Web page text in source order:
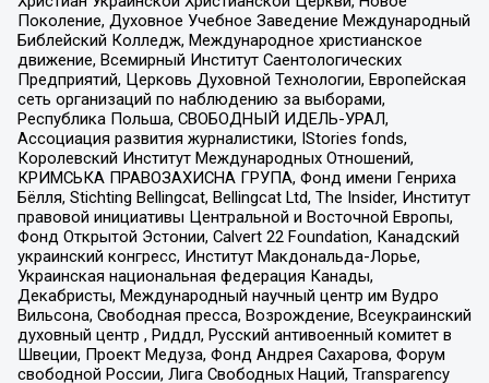
Поколение, Духовное Учебное Заведение Международный
Библейский Колледж, Международное христианское
движение, Всемирный Институт Саентологических
Предприятий, Церковь Духовной Технологии, Европейская
сеть организаций по наблюдению за выборами,
Республика Польша, СВОБОДНЫЙ ИДЕЛЬ-УРАЛ,
Ассоциация развития журналистики, IStories fonds,
Королевский Институт Международных Отношений,
КРИМСЬКА ПРАВОЗАХИСНА ГРУПА, Фонд имени Генриха
Бёлля, Stichting Bellingcat, Bellingcat Ltd, The Insider, Институт
правовой инициативы Центральной и Восточной Европы,
Фонд Открытой Эстонии, Calvert 22 Foundation, Канадский
украинский конгресс, Институт Макдональда-Лорье,
Украинская национальная федерация Канады,
Декабристы, Международный научный центр им Вудро
Вильсона, Свободная пресса, Возрождение, Всеукраинский
духовный центр , Риддл, Русский антивоенный комитет в
Швеции, Проект Медуза, Фонд Андрея Сахарова, Форум
свободной России, Лига Свободных Наций, Transparеncy